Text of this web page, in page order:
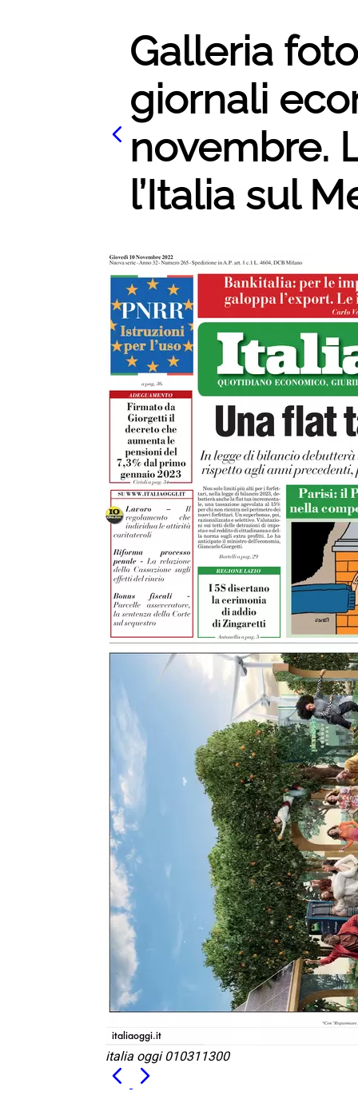
Galleria
giornali
novembre.
l’Italia sul
italia oggi 010311300